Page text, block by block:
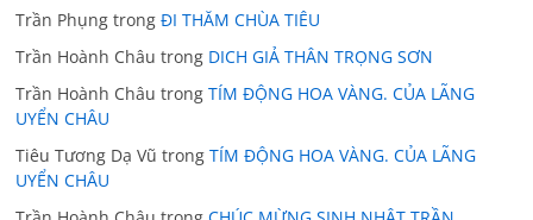
Trần Phụng trongĐI THĂM CHÙA TIÊU
Trần Hoành Châu trong DICH GIẢ THÂN TRỌNG SƠN
Trần Hoành Châu trongTÍM ĐỘNG HOA VÀNG. CỦA LÃNG
UYỂN CHÂU
Tiêu Tương Dạ Vũ trongTÍM ĐỘNG HOA VÀNG. CỦA LÃNG
UYỂN CHÂU